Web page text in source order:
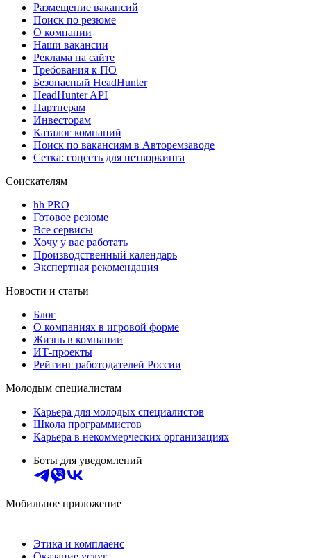
Размещение вакансий
Поиск по резюме
О компании
Наши вакансии
Реклама на сайте
Требования к ПО
Безопасный HeadHunter
HeadHunter API
Партнерам
Инвесторам
Каталог компаний
Поиск по вакансиям в Авторемзаводе
Сетка: соцсеть для нетворкинга
Соискателям
hh PRO
Готовое резюме
Все сервисы
Хочу у вас работать
Производственный календарь
Экспертная рекомендация
Новости и статьи
Блог
О компаниях в игровой форме
Жизнь в компании
ИТ-проекты
Рейтинг работодателей России
Молодым специалистам
Карьера для молодых специалистов
Школа программистов
Карьера в некоммерческих организациях
Боты для уведомлений
Мобильное приложение
Этика и комплаенс